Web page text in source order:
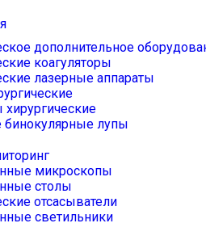
дополнительное
коагуляторы
лазерные аппараты
бинокулярные лупы
микроскопы
столы
отсасыватели
светильники